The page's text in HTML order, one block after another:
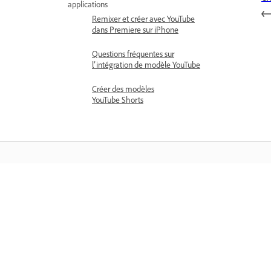
applications
Remixer et créer avec YouTube
dans Premiere sur iPhone
Questions fréquentes sur
l’intégration de modèle YouTube
Créer des modèles
YouTube Shorts